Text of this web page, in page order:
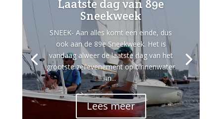
Laatste dag van 89e
Sneekweek
SNEEK- Aan alles komt een einde, dus
ook aan de 89e Sneekweek. Het is
vandaag alweer de laatste dag van het
grootste zeilevenement op binnenwater
in...
Lees meer